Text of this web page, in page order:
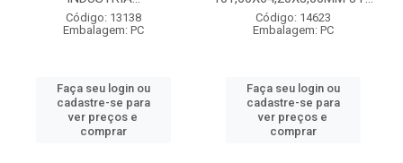
Código: 13138
Embalagem: PC
Faça seu login ou
cadastre-se para
ver preços e
comprar
Código: 14623
Embalagem: PC
Faça seu login ou
cadastre-se para
ver preços e
comprar